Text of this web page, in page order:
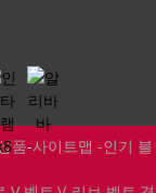
품-사이트맵 -인기 블